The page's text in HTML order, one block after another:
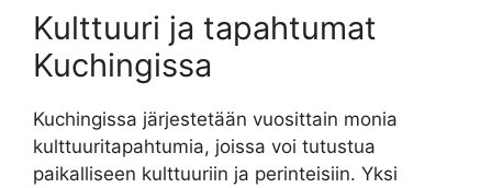
Kulttuuri ja tapahtumat
Kuchingissa
Kuchingissa järjestetään vuosittain monia
kulttuuritapahtumia, joissa voi tutustua
paikalliseen kulttuuriin ja perinteisiin. Yksi